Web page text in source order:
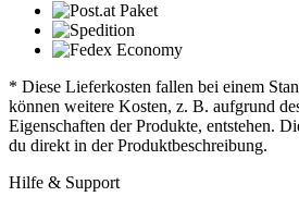
* Diese Lieferkosten fallen bei einem
können weitere Kosten, z. B. aufgrund
Eigenschaften der Produkte, entstehen.
du direkt in der Produktbeschreibung.
Hilfe & Support